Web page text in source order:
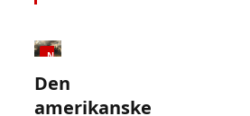
NYERE HISTORIE
Den
amerikanske